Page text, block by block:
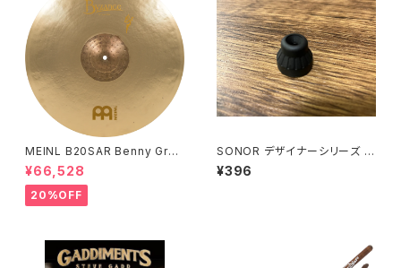
MEINL B20SAR Benny Greb
Signature Byzance Vintage
Sand Ride 20"
¥66,528
20%OFF
SONOR デザイナーシリーズ 用
チューンセーフ SN-7582090
0
¥396